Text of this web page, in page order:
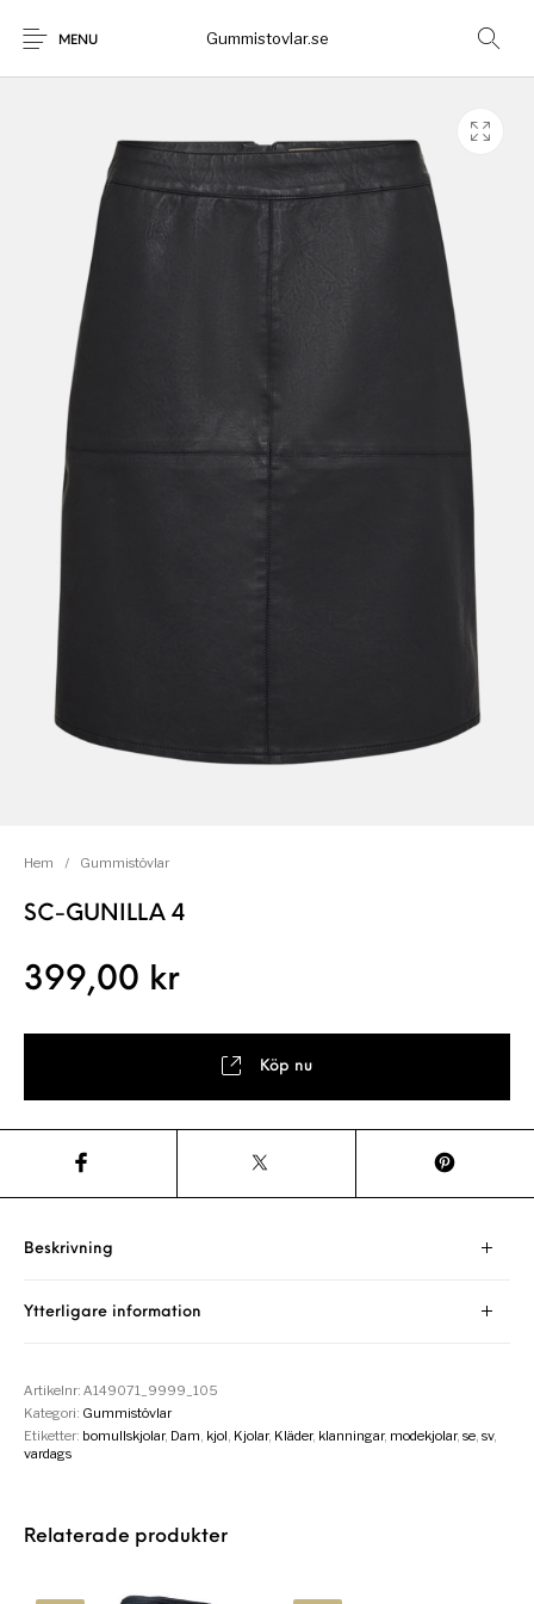
MENU Gummistovlar.se
Nyheter
Gummistövlar Okategoriserad
Hem / Gummistövlar
SC-GUNILLA 4
399,00 kr
Köp nu
Beskrivning
Ytterligare information
Artikelnr:A149071_9999_105
Kategori: Gummistövlar
Etiketter: bomullskjolar, Dam kjol Kjolar, Kläder, klanningar, modekjolar,se ,sv,
vardags
Relaterade produkter